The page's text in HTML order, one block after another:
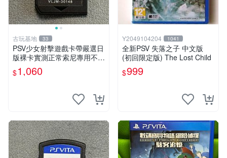
古玩基地 33
PSV少女射擊遊戲卡帶嚴選日
版裸卡實測正常索尼專用不可
退換多次購優惠 psv 少女 射
擊
$1,060
Y2049104204 1041
全新PSV 失落之子 中文版
(初回限定版) The Lost Child
$999